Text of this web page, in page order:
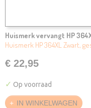
Huismerk vervangt HP
Huismerk HP 364XL Zwart,
€ 22,95
✓ Op voorraad
IN WINKELWAGEN